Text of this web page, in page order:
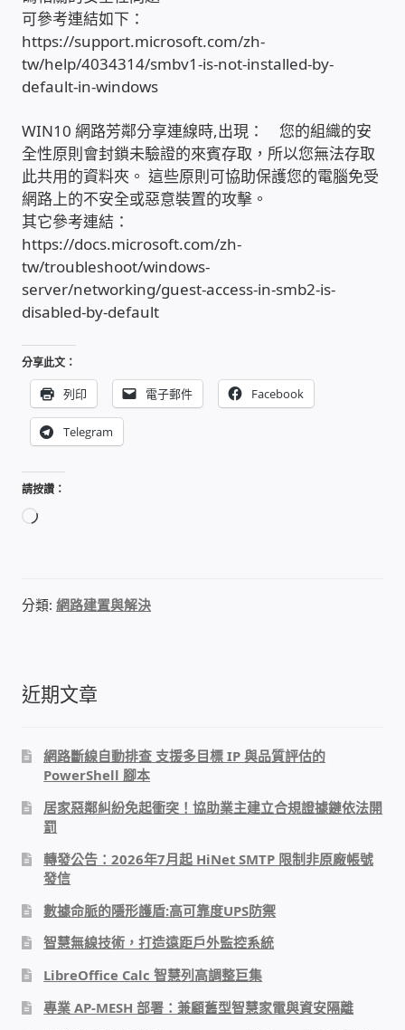
PHP程式設計
網路 工具 軟體 手冊
監視器安裝維修
監視器DIY
監視器租賃方案
防盜保全-安防設備
昇銳電子(HI SHARP)智慧科技
鎧鋒企業(KCA)智能監視系統
太陽能系統監視器
監視器 信和 TBC 固定IP
迅時數位網路電話總機
IP-PBX 租賃 借測 (雲端總機)
通航國際(Tonnet)
DCS 數位通訊系統
NEC SL2100 電話總機 數位IP通訊系統
安立達(Aristel)
可參考連結如下：
https://support.microsoft.com/zh-
tw/help/4034314/smbv1-is-not-installed-by-
default-in-windows
WIN10 網路芳鄰分享連線時,出現： 您的組織的安
全性原則會封鎖未驗證的來賓存取，所以您無法存取
此共用的資料夾。 這些原則可協助保護您的電腦免受
網路上的不安全或惡意裝置的攻擊。
其它參考連結：
https://docs.microsoft.com/zh-
tw/troubleshoot/windows-
server/networking/guest-access-in-smb2-is-
disabled-by-default
分享此文：
列印 電子郵件 Facebook
Telegram
請按讚：
正
分類:網路建置與解決
近期文章
網路斷線自動排查 支援多目標 IP 與品質評估的
PowerShell 腳本
居家惡鄰糾紛免起衝突！協助業主建立合規證據鏈依法開
罰
轉發公告：2026年7月起 HiNet SMTP 限制非原廠帳號
發信
數據命脈的隱形護盾:高可靠度UPS防禦
智慧無線技術，打造遠距戶外監控系統
LibreOffice Calc 智慧列高調整巨集
專業 AP-MESH 部署：兼顧舊型智慧家電與資安隔離